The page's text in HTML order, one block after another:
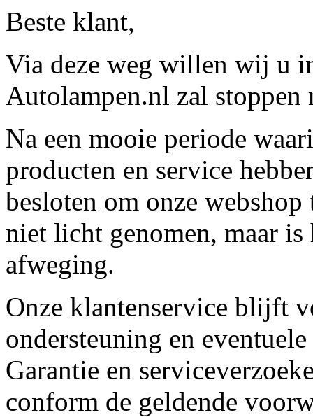
Beste klant,
Via deze weg willen wij u
Autolampen.nl zal stoppen
Na een mooie periode
producten en service
besloten om onze
niet licht genomen, maar
afweging.
Onze klantenservice blijft
ondersteuning en
Garantie en
conform de geldende